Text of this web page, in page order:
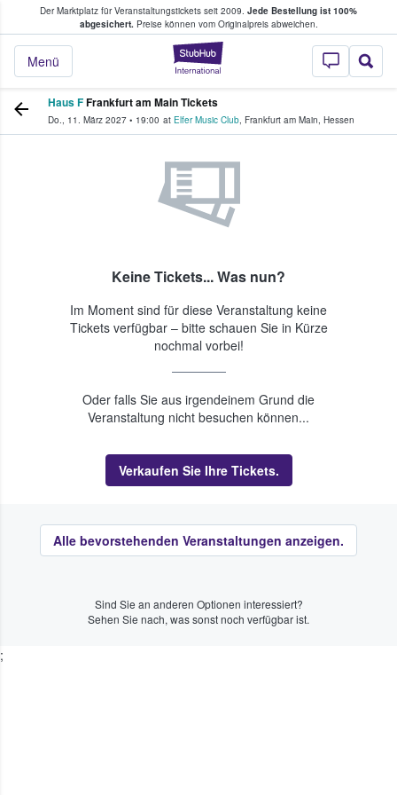
Der Marktplatz für Veranstaltungstickets seit 2009. Jede Bestellung ist 100%
abgesichert.Preise können vom Originalpreis abweichen.
StubHub - Wo
Menü
Tickets kaufen & verkaufen
Haus FFrankfurt am Main Tickets
Do., 11. März 2027 • 19:00 at Elfer Music Club, Frankfurt am Main, Hessen
Keine Tickets... Was nun?
Im Moment sind für diese Veranstaltung keine
Tickets verfügbar – bitte schauen Sie in Kürze
nochmal vorbei!
Oder falls Sie aus irgendeinem Grund die
Veranstaltung nicht besuchen können...
Verkaufen Sie Ihre Tickets.
Alle bevorstehenden Veranstaltungen anzeigen.
Sind Sie an anderen Optionen interessiert?
Sehen Sie nach, was sonst noch verfügbar ist.
;